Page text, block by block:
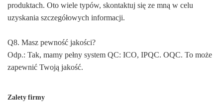
produktach. Oto wiele typów, skontaktuj się ze mną w celu
uzyskania szczegółowych informacji.
Q8. Masz pewność jakości?
Odp.: Tak, mamy pełny system QC: ICO, IPQC. OQC. To może
zapewnić Twoją jakość.
Zalety firmy